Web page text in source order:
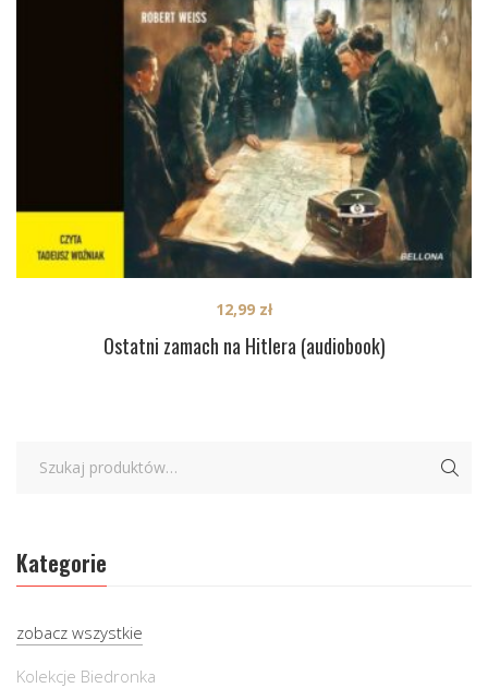
Ostatni zamach na Hitlera (audiobook)
12,99 zł
Kategorie
zobacz wszystkie
Kolekcje Biedronka